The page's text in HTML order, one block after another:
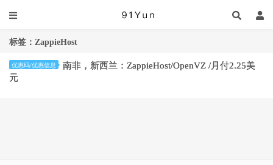
标签：ZappieHost
优惠码/优惠信息
南非，新西兰：ZappieHost/OpenVZ /月付2.25美
元